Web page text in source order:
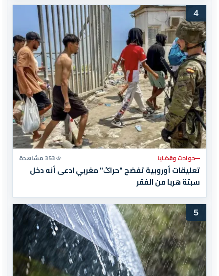
4
حوادث وقضايا 353 مشاهدة
تعليقات أوروبية تفضح "حراݣ" مغربي ادعى أنه دخل
سبتة هربا من الفقر
5